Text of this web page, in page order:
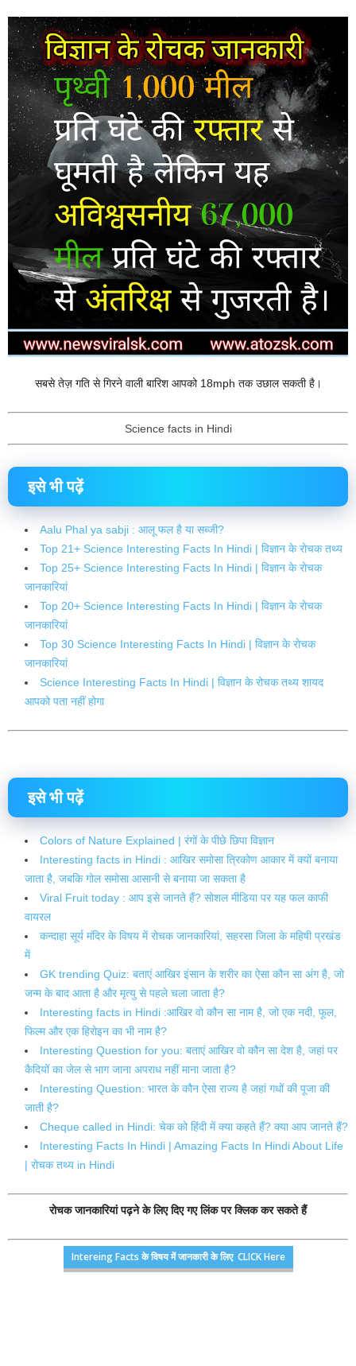
सबसे तेज़ गति से गिरने वाली बारिश आपको 18mph तक उछाल सकती है।
Science facts in Hindi
इसे भी पढ़ें
Aalu Phal ya sabji : आलू फल है या सब्जी?
Top 21+ Science Interesting Facts In Hindi | विज्ञान के रोचक तथ्य
Top 25+ Science Interesting Facts In Hindi | विज्ञान के रोचक
जानकारियां
Top 20+ Science Interesting Facts In Hindi | विज्ञान के रोचक
जानकारियां
Top 30 Science Interesting Facts In Hindi | विज्ञान के रोचक
जानकारियां
Science Interesting Facts In Hindi | विज्ञान के रोचक तथ्य शायद
आपको पता नहीं होगा
इसे भी पढ़ें
Colors of Nature Explained | रंगों के पीछे छिपा विज्ञान
Interesting facts in Hindi : आखिर समोसा त्रिकोण आकार में क्यों बनाया
जाता है, जबकि गोल समोसा आसानी से बनाया जा सकता है
Viral Fruit today : आप इसे जानते हैं? सोशल मीडिया पर यह फल काफी
वायरल
कन्दाहा सूर्य मंदिर के विषय में रोचक जानकारियां, सहरसा जिला के महिषी प्रखंड
में
GK trending Quiz: बताएं आखिर इंसान के शरीर का ऐसा कौन सा अंग है, जो
जन्म के बाद आता है और मृत्यु से पहले चला जाता है?
Interesting facts in Hindi :आखिर वो कौन सा नाम है, जो एक नदी, फूल,
फिल्म और एक हिरोइन का भी नाम है?
Interesting Question for you: बताएं आखिर वो कौन सा देश है, जहां पर
कैदियों का जेल से भाग जाना अपराध नहीं माना जाता है?
Interesting Question: भारत के कौन ऐसा राज्य है जहां गधों की पूजा की
जाती है?
Cheque called in Hindi: चेक को हिंदी में क्या कहते हैं? क्या आप जानते हैं?
Interesting Facts In Hindi | Amazing Facts In Hindi About Life
| रोचक तथ्य in Hindi
रोचक जानकारियां पढ़ने के लिए दिए गए लिंक पर क्लिक कर सकते हैं
Intereing Facts के विषय में जानकारी के लिए CLICK Here